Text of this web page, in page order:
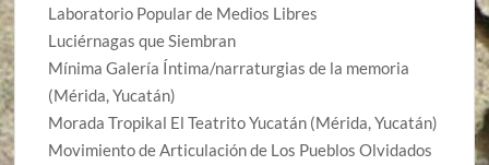
Laboratorio Popular de Medios Libres
Luciérnagas que Siembran
Mínima Galería Íntima/narraturgias de la memoria
(Mérida, Yucatán)
Morada Tropikal El Teatrito Yucatán (Mérida, Yucatán)
Movimiento de Articulación de Los Pueblos Olvidados